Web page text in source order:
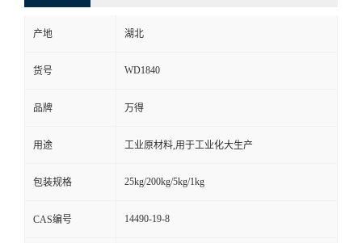
产地 湖北
货号 WD1840
品牌 万得
用途 工业原材料,用于工业化大生产
包装规格 25kg/200kg/5kg/1kg
CAS编号 14490-19-8